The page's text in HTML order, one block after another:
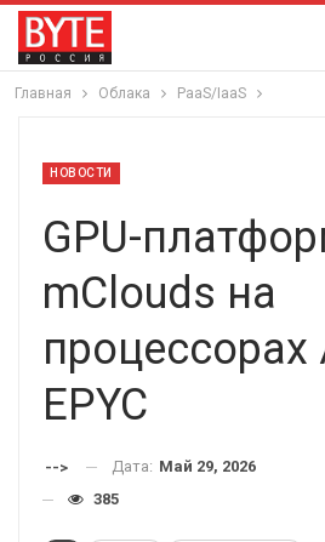
Главная Облака PaaS/IaaS
НОВОСТИ
GPU-
mClouds на
процессорах
EPYC
--> Дата: Май 29, 2026
385